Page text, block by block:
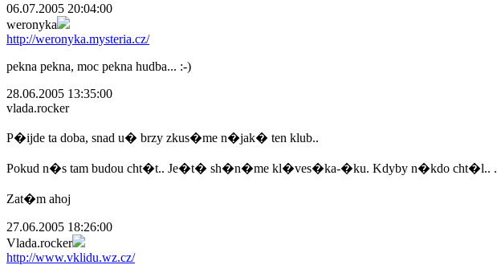
06.07.2005 20:04:00
weronyka
http://weronyka.mysteria.cz/
pekna pekna, moc pekna hudba... :-)
28.06.2005 13:35:00
vlada.rocker
P�ijde ta doba, snad u� brzy zkus�me n�jak� ten klub..
Pokud n�s tam budou cht�t.. Je�t� sh�n�me kl�ves�ka-�ku. Kdyby n�kdo cht�l.. .
Zat�m ahoj
27.06.2005 18:26:00
Vlada.rocker
http://www.vklidu.wz.cz/